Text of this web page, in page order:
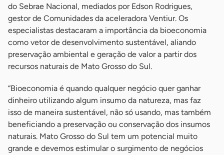
do Sebrae Nacional, mediados por Edson Rodrigues,
gestor de Comunidades da aceleradora Ventiur. Os
especialistas destacaram a importância da bioeconomia
como vetor de desenvolvimento sustentável, aliando
preservação ambiental e geração de valor a partir dos
recursos naturais de Mato Grosso do Sul.
“Bioeconomia é quando qualquer negócio quer ganhar
dinheiro utilizando algum insumo da natureza, mas faz
isso de maneira sustentável, não só usando, mas também
beneficiando a preservação ou conservação dos insumos
naturais. Mato Grosso do Sul tem um potencial muito
grande e devemos estimular o surgimento de negócios